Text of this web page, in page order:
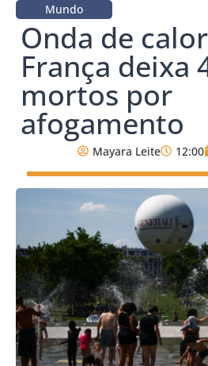
Mundo
Onda de
França deixa
mortos por
afogamento
Mayara Leite 12:00